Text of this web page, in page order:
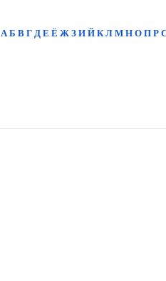
А Б В Г Д Е Ё Ж З И Й К Л М Н О П Р